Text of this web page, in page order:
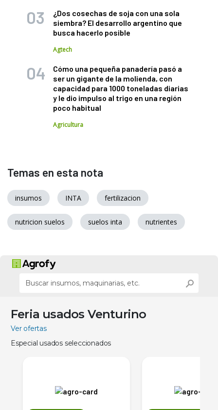
¿Dos cosechas de soja con una sola
siembra? El desarrollo argentino que
busca hacerlo posible
Agtech
Cómo una pequeña panadería pasó a
ser un gigante de la molienda, con
capacidad para 1000 toneladas diarias
y le dio impulso al trigo en una región
poco habitual
Agricultura
Temas en esta nota
insumos INTA fertilizacion
nutricion suelos suelos inta nutrientes
Feria usados Venturino
Ver ofertas
Especial usados seleccionados